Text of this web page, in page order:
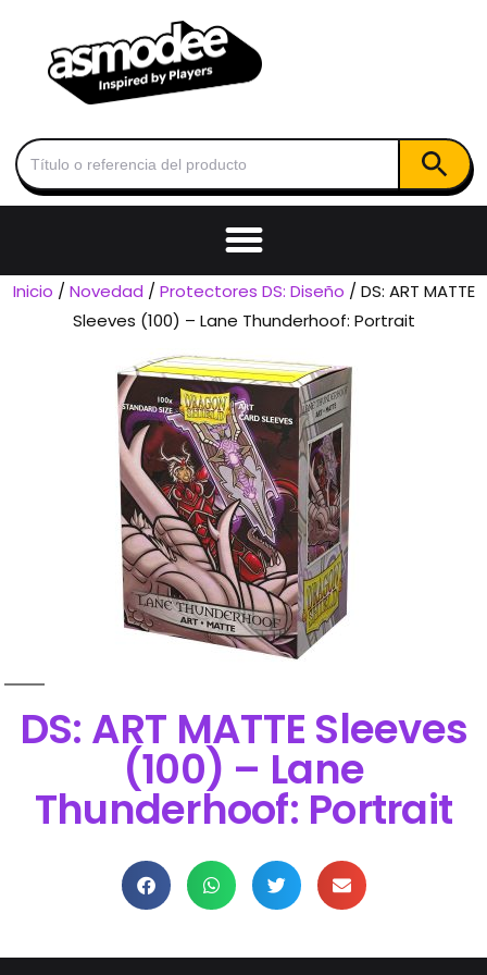
Buscar: Botón de
Inicio /Novedad /Protectores DS: Diseño / DS: ART MATTE
Sleeves (100) – Lane Thunderhoof: Portrait
DS: ART MATTE Sleeves
(100) – Lane
Thunderhoof: Portrait